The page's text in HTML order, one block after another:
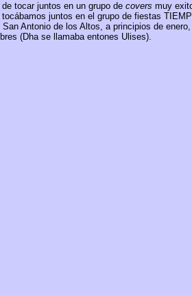
tocar juntos en un grupo de covers muy
juntos en el grupo de fiestas
San Antonio de los Altos, a principios de
(Dha se llamaba entones Ulises).